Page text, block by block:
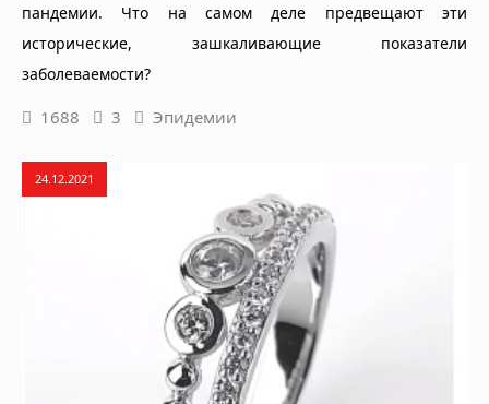
пандемии. Что на самом деле предвещают эти
исторические, зашкаливающие показатели
заболеваемости?
1688 3 Эпидемии
24.12.2021